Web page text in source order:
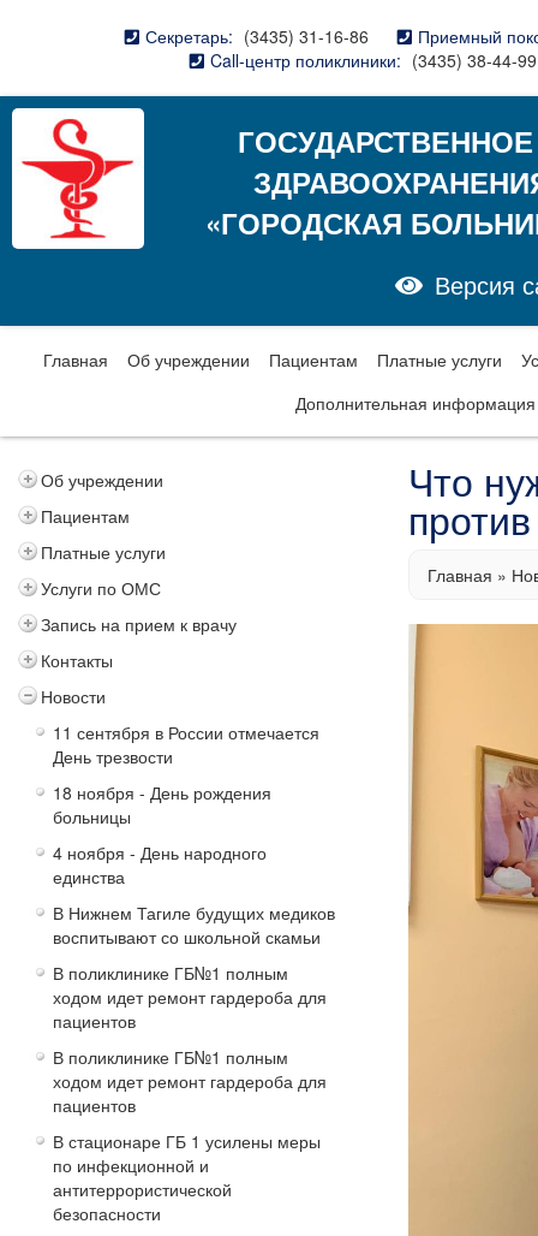
Секретарь: (3435) 31-16-86
Приемный
Call-центр поликлиники: (3435) 38-44-99
«ГОРОДСКАЯ
Версия
Главная Об учреждении Пациентам Платные услуги
Дополнительная информация
Об учреждении
Пациентам
Платные услуги
Услуги по ОМС
Запись на прием к врачу
Контакты
Новости
11 сентября в России отмечается
День трезвости
18 ноября - День рождения
больницы
4 ноября - День народного
единства
В Нижнем Тагиле будущих медиков
воспитывают со школьной скамьи
В поликлинике ГБ№1 полным
ходом идет ремонт гардероба для
пациентов
В поликлинике ГБ№1 полным
ходом идет ремонт гардероба для
пациентов
В стационаре ГБ 1 усилены меры
по инфекционной и
антитеррористической
безопасности
Что
Главная »